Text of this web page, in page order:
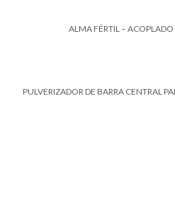
ALMA FÉRTIL – ACOPLADO
PULVERIZADOR DE BARRA CENTRAL